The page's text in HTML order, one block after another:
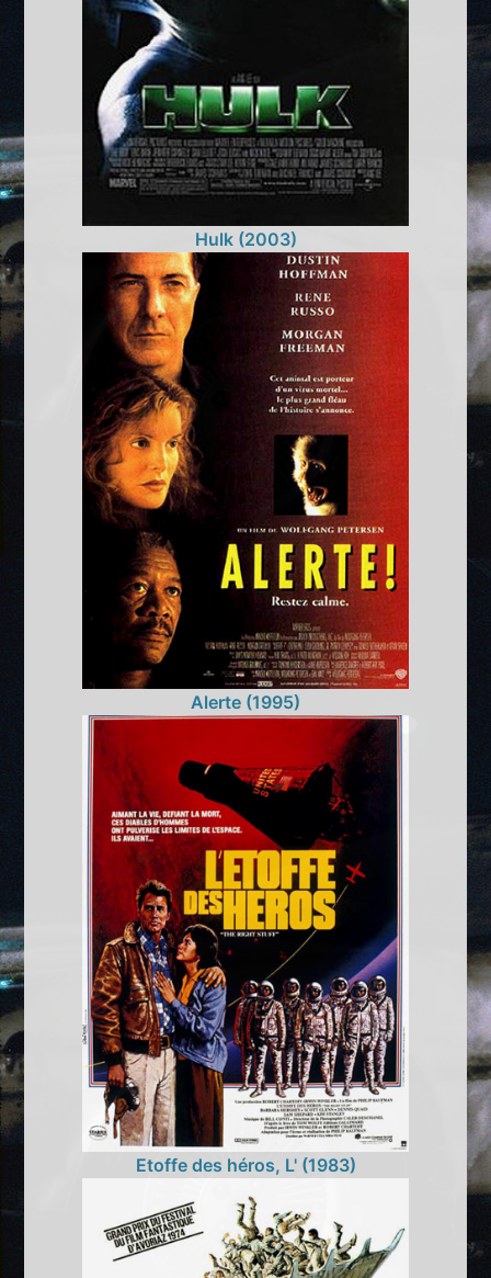
Hulk (2003)
Alerte (1995)
Etoffe des héros, L' (1983)